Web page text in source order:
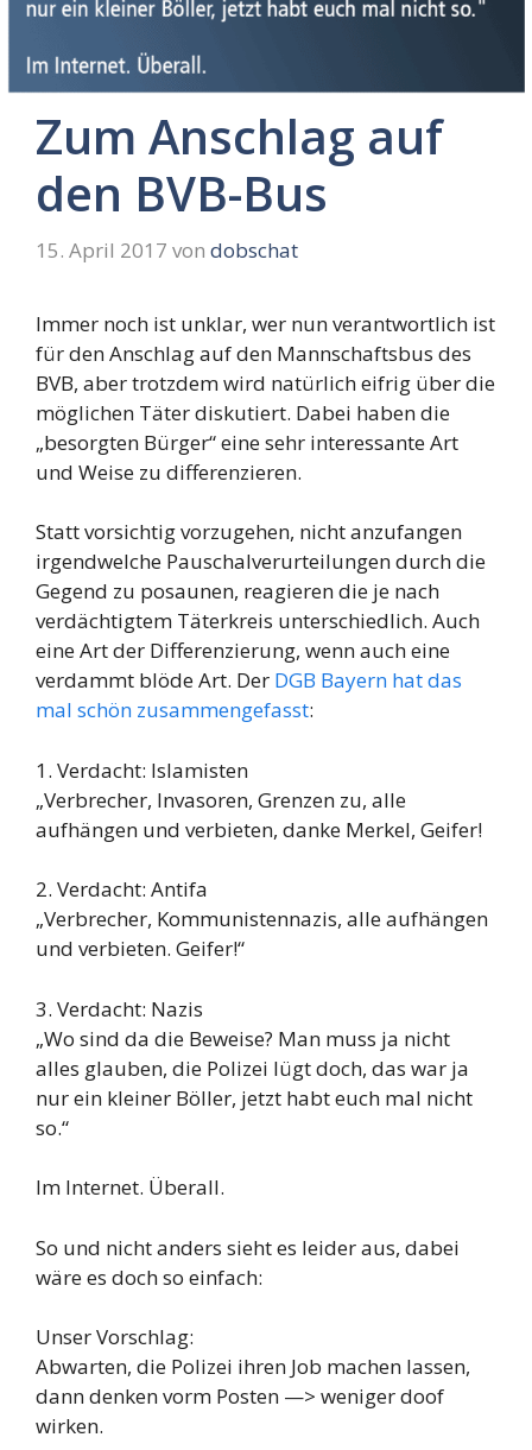
Zum Anschlag auf
den BVB-Bus
15. April 2017 von dobschat
Immer noch ist unklar, wer nun verantwortlich ist
für den Anschlag auf den Mannschaftsbus des
BVB, aber trotzdem wird natürlich eifrig über die
möglichen Täter diskutiert. Dabei haben die
„besorgten Bürger“ eine sehr interessante Art
und Weise zu differenzieren.
Statt vorsichtig vorzugehen, nicht anzufangen
irgendwelche Pauschalverurteilungen durch die
Gegend zu posaunen, reagieren die je nach
verdächtigtem Täterkreis unterschiedlich. Auch
eine Art der Differenzierung, wenn auch eine
verdammt blöde Art. Der DGB Bayern hat das
mal schön zusammengefasst:
1. Verdacht: Islamisten
„Verbrecher, Invasoren, Grenzen zu, alle
aufhängen und verbieten, danke Merkel, Geifer!
2. Verdacht: Antifa
„Verbrecher, Kommunistennazis, alle aufhängen
und verbieten. Geifer!“
3. Verdacht: Nazis
„Wo sind da die Beweise? Man muss ja nicht
alles glauben, die Polizei lügt doch, das war ja
nur ein kleiner Böller, jetzt habt euch mal nicht
so.“
Im Internet. Überall.
So und nicht anders sieht es leider aus, dabei
wäre es doch so einfach:
Unser Vorschlag:
Abwarten, die Polizei ihren Job machen lassen,
dann denken vorm Posten —> weniger doof
wirken.